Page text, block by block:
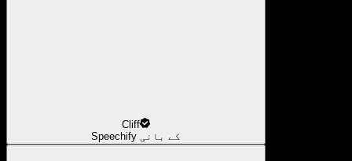
Cliff
Speechify کے بانی